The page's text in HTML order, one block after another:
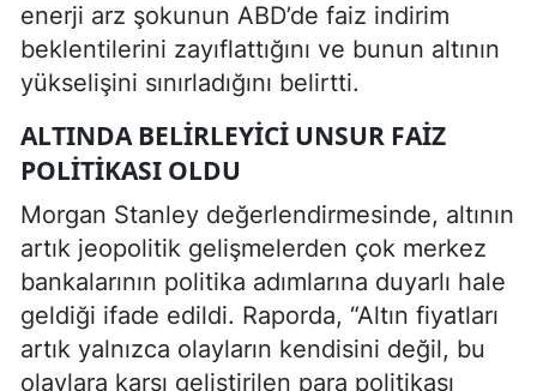
enerji arz şokunun ABD’de faiz indirim
beklentilerini zayıflattığını ve bunun altının
yükselişini sınırladığını belirtti.
ALTINDA BELIRLEYICI UNSUR FAIZ
POLITIKASI OLDU
Morgan Stanley değerlendirmesinde, altının
artık jeopolitik gelişmelerden çok merkez
bankalarının politika adımlarına duyarlı hale
geldiği ifade edildi. Raporda, “Altın fiyatları
artık yalnızca olayların kendisini değil, bu
olaylara karşı geliştirilen para politikası